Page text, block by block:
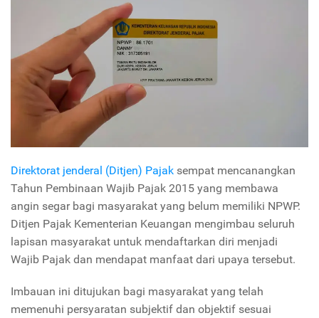
Direktorat jenderal (Ditjen) Pajak sempat mencanangkan
Tahun Pembinaan Wajib Pajak 2015 yang membawa
angin segar bagi masyarakat yang belum memiliki NPWP.
Ditjen Pajak Kementerian Keuangan mengimbau seluruh
lapisan masyarakat untuk mendaftarkan diri menjadi
Wajib Pajak dan mendapat manfaat dari upaya tersebut.
Imbauan ini ditujukan bagi masyarakat yang telah
memenuhi persyaratan subjektif dan objektif sesuai